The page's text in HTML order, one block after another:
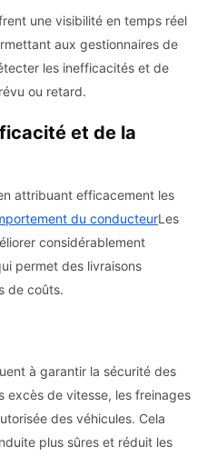
une visibilité en temps réel
aux gestionnaires de
les inefficacités et de
ou retard.
et de la
attribuant efficacement les
du conducteurLes
considérablement
permet des livraisons
de coûts.
à garantir la sécurité des
excès de vitesse, les freinages
des véhicules. Cela
plus sûres et réduit les